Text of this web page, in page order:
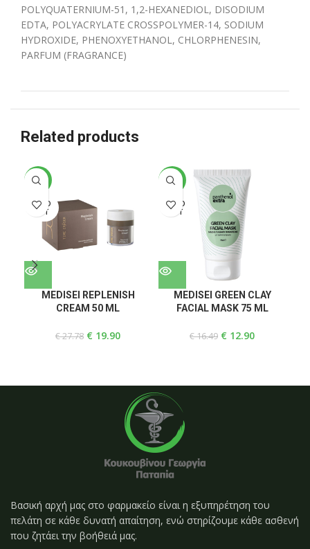
POLYQUATERNIUM-51, 1,2-HEXANEDIOL, DISODIUM
EDTA, POLYACRYLATE CROSSPOLYMER-14, SODIUM
HYDROXIDE, PHENOXYETHANOL, CHLORPHENESIN,
PARFUM (FRAGRANCE)
Related products
-28%
SOLD
OUT
MEDISEI REPLENISH
CREAM 50 ML
€27.78 € 19.90
-22%
SOLD
OUT
MEDISEI GREEN CLAY
FACIAL MASK 75 ML
€16.49 € 12.90
Βασική αρχή μας στο φαρμακείο είναι η εξυπηρέτηση του
πελάτη σε κάθε δυνατή απαίτηση, ενώ στηρίζουμε κάθε ασθενή
που ζητάει την βοήθειά μας.